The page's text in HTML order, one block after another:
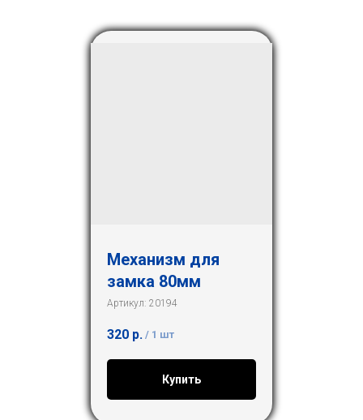
Механизм для
замка 80мм
Артикул: 20194
320 р. / 1 шт
Купить